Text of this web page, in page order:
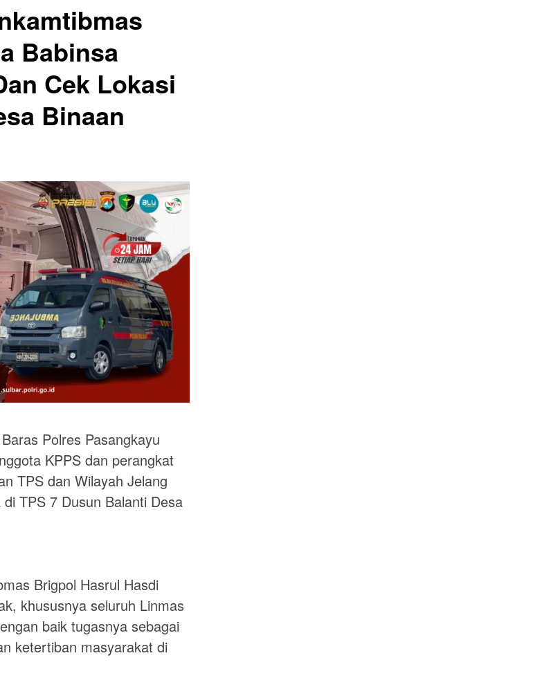
Babinsa
Cek Lokasi
Binaan
Polres Pasangkayu
KPPS dan perangkat
TPS dan Wilayah Jelang
TPS 7 Dusun Balanti Desa
Brigpol Hasrul Hasdi
khususnya seluruh Linmas
baik tugasnya sebagai
ketertiban masyarakat di